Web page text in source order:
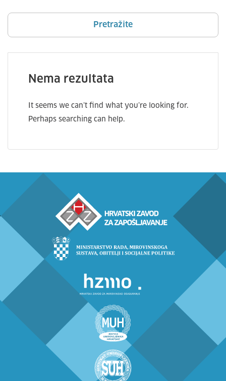
Nema rezultata
It seems we can’t find what you’re looking for.
Perhaps searching can help.